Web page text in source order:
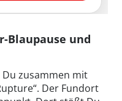
Blaupause und
zusammen mit
Der Fundort